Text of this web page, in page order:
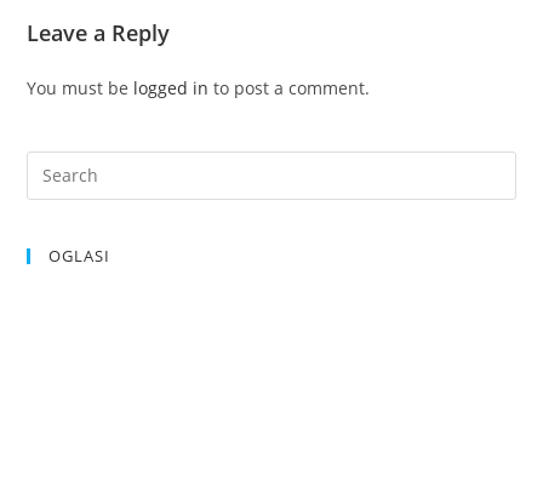
Leave a Reply
You must be logged in to post a comment.
OGLASI